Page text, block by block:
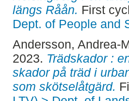
längs Råån. First
Dept. of People and
Andersson, Andrea-
2023. Trädskador :
skador på träd i
som skötselåtgärd.